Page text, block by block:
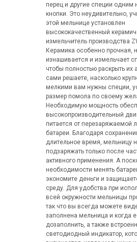
перец и другие специи одним
кнопки. Это неудивительно,
этой мельнице установлен
высококачественный
измельчитель производства
Керамика особенно прочная,
изнашивается и измельчает
чтобы полностью раскрыть их
сами решаете, насколько
мелкими вам нужны специи,
размер помола по своему
Необходимую мощность
высокопроизводительный
питается от перезаряжаемой
батареи. Благодаря
длительное время, мельницу
подзаряжать только после
активного применения. А
необходимости менять
экономите деньги и
среду. Для удобства при
всей окружности мельницы
так что вы всегда можете
заполнена мельница и когда
дозаполнить, а также
светодиодный индикатор,